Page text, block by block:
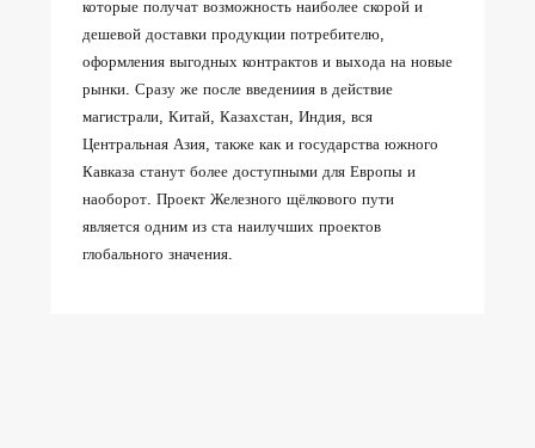
которые получат возможность наиболее скорой и
дешевой доставки продукции потребителю,
оформления выгодных контрактов и выхода на новые
рынки. Сразу же после введениия в действие
магистрали, Китай, Казахстан, Индия, вся
Центральная Азия, также как и государства южного
Кавказа станут более доступными для Европы и
наоборот. Проект Железного щёлкового пути
является одним из ста наилучших проектов
глобального значения.